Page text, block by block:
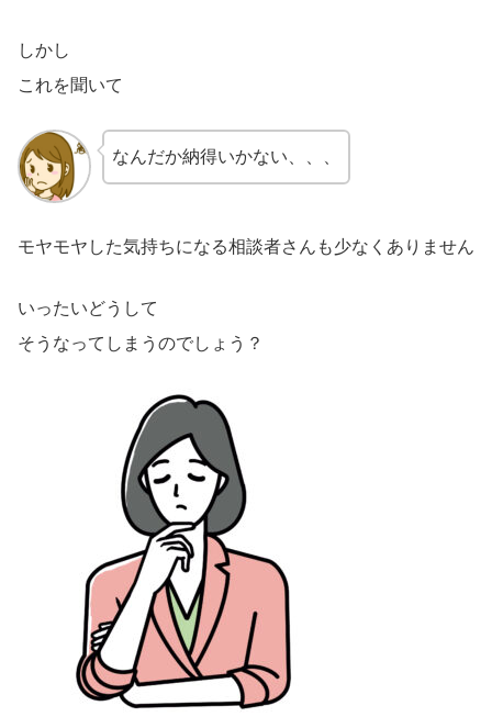
しかし
これを聞いて
なんだか納得いかない、、、
モヤモヤした気持ちになる相談者さんも少なくありません
いったいどうして
そうなってしまうのでしょう？